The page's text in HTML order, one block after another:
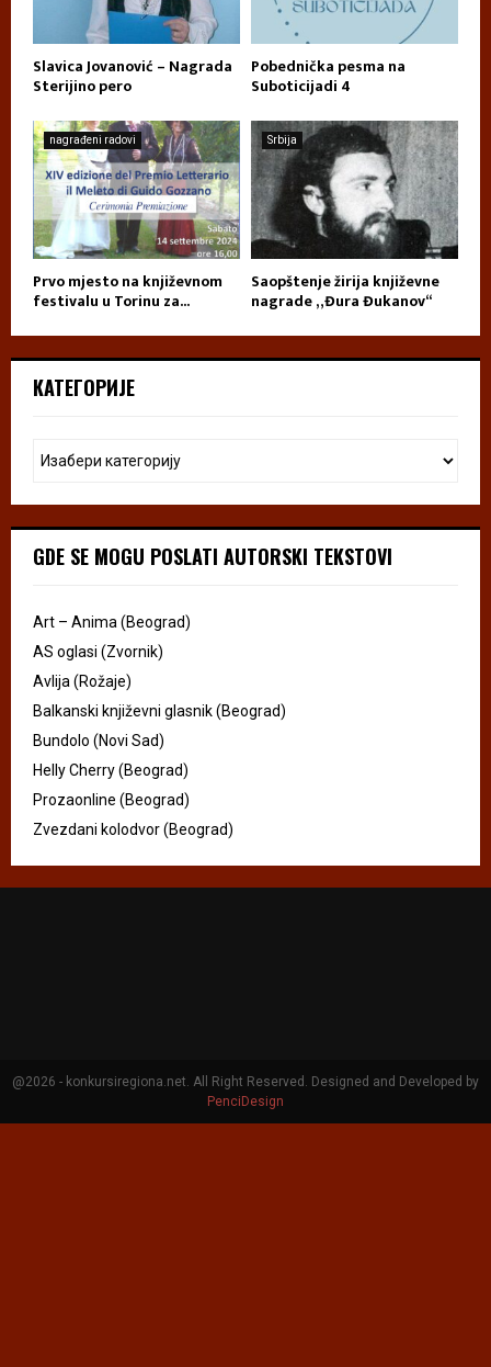
Slavica Jovanović – Nagrada
Sterijino pero
Pobednička pesma na
Suboticijadi 4
nagrađeni radovi
Prvo mjesto na književnom
festivalu u Torinu za...
Srbija
Saopštenje žirija književne
nagrade „Đura Đukanov“
КАТЕГОРИЈЕ
GDE SE MOGU POSLATI AUTORSKI TEKSTOVI
Art – Anima (Beograd)
AS oglasi (Zvornik)
Avlija (Rožaje)
Balkanski književni glasnik (Beograd)
Bundolo (Novi Sad)
Helly Cherry (Beograd)
Prozaonline (Beograd)
Zvezdani kolodvor (Beograd)
@2026 - konkursiregiona.net. All Right Reserved. Designed and Developed by
PenciDesign